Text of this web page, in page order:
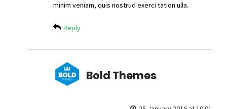
minim veniam, quis nostrud exerci tation ulla.
Reply
Bold Themes